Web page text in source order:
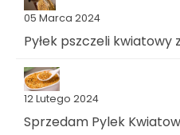
05 Marca 2024
Pyłek pszczeli kwiatowy
12 Lutego 2024
Sprzedam Pylek